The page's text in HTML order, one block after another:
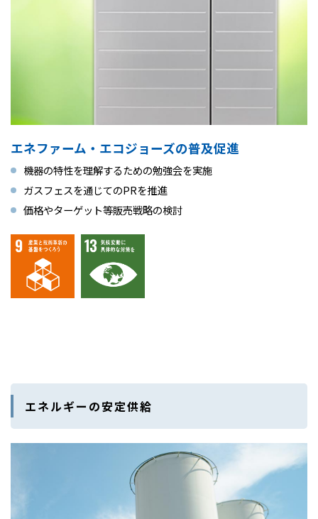
エネファーム・エコジョーズの普及促進
機器の特性を理解するための勉強会を実施
ガスフェスを通じてのPRを推進
価格やターゲット等販売戦略の検討
エネルギーの安定供給